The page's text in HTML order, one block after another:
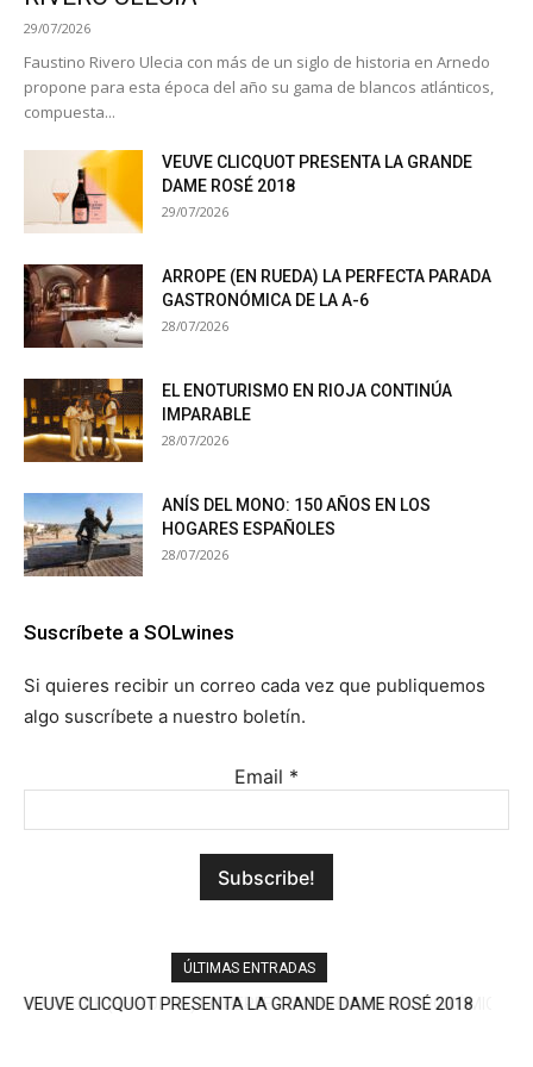
29/07/2026
Faustino Rivero Ulecia con más de un siglo de historia en Arnedo
propone para esta época del año su gama de blancos atlánticos,
compuesta...
VEUVE CLICQUOT PRESENTA LA GRANDE
DAME ROSÉ 2018
29/07/2026
ARROPE (EN RUEDA) LA PERFECTA PARADA
GASTRONÓMICA DE LA A-6
28/07/2026
EL ENOTURISMO EN RIOJA CONTINÚA
IMPARABLE
28/07/2026
ANÍS DEL MONO: 150 AÑOS EN LOS
HOGARES ESPAÑOLES
28/07/2026
Suscríbete a SOLwines
Si quieres recibir un correo cada vez que publiquemos
algo suscríbete a nuestro boletín.
Email *
ÚLTIMAS ENTRADAS
ARROPE (EN RUEDA) LA PERFECTA PARADA GASTRONÓMICA